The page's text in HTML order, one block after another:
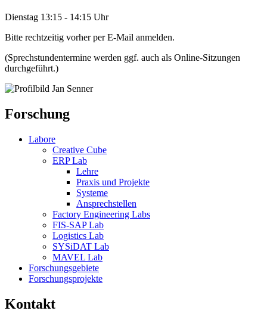
Dienstag 13:15 - 14:15 Uhr
Bitte rechtzeitig vorher per E-Mail anmelden.
(Sprechstundentermine werden ggf. auch als Online-Sitzungen
durchgeführt.)
Forschung
Labore
Creative Cube
ERP Lab
Lehre
Praxis und Projekte
Systeme
Ansprechstellen
Factory Engineering Labs
FIS-SAP Lab
Logistics Lab
SYSiDAT Lab
MAVEL Lab
Forschungsgebiete
Forschungsprojekte
Kontakt